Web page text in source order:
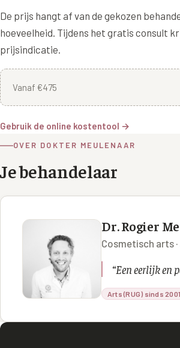
De prijs hangt af van de gekozen
hoeveelheid. Tijdens het gratis consult
prijsindicatie.
Vanaf €475
Gebruik de online kostentool →
OVER DOKTER MEULENAAR
Je behandelaar
Dr. Rogier
Cosmetisch arts
“Een eerlijk en
Arts (RUG) sinds 2001